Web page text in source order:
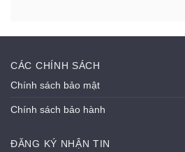
CÁC CHÍNH SÁCH
Chính sách bảo mật
Chính sách bảo hành
ĐĂNG KÝ NHẬN TIN